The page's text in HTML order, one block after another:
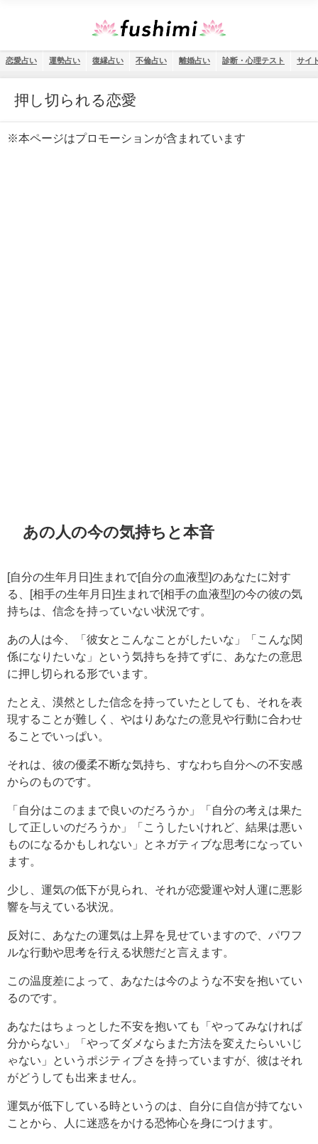
恋愛占い 運勢占い 復縁占い 不倫占い 離婚占い 診断・心理テスト サイ
押し切られる恋愛
※本ページはプロモーションが含まれています
あの人の今の気持ちと本音
[自分の生年月日]生まれで[自分の血液型]のあなたに対す
る、[相手の生年月日]生まれで[相手の血液型]の今の彼の気
持ちは、信念を持っていない状況です。
あの人は今、「彼女とこんなことがしたいな」「こんな関
係になりたいな」という気持ちを持てずに、あなたの意思
に押し切られる形でいます。
たとえ、漠然とした信念を持っていたとしても、それを表
現することが難しく、やはりあなたの意見や行動に合わせ
ることでいっぱい。
それは、彼の優柔不断な気持ち、すなわち自分への不安感
からのものです。
「自分はこのままで良いのだろうか」「自分の考えは果た
して正しいのだろうか」「こうしたいけれど、結果は悪い
ものになるかもしれない」とネガティブな思考になってい
ます。
少し、運気の低下が見られ、それが恋愛運や対人運に悪影
響を与えている状況。
反対に、あなたの運気は上昇を見せていますので、パワフ
ルな行動や思考を行える状態だと言えます。
この温度差によって、あなたは今のような不安を抱いてい
るのです。
あなたはちょっとした不安を抱いても「やってみなければ
分からない」「やってダメならまた方法を変えたらいいじ
ゃない」というポジティブさを持っていますが、彼はそれ
がどうしても出来ません。
運気が低下している時というのは、自分に自信が持てない
ことから、人に迷惑をかける恐怖心を身につけます。